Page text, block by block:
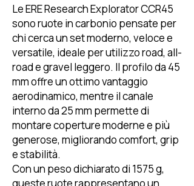
Le ERE Research Explorator CCR45
sono ruote in carbonio pensate per
chi cerca un set moderno, veloce e
versatile, ideale per utilizzo road, all-
road e gravel leggero. Il profilo da 45
mm offre un ottimo vantaggio
aerodinamico, mentre il canale
interno da 25 mm permette di
montare coperture moderne e più
generose, migliorando comfort, grip
e stabilità.
Con un peso dichiarato di 1575 g,